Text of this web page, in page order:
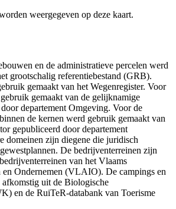
weergegeven op deze kaart.
en de administratieve percelen werd
grootschalig referentiebestand (GRB).
gemaakt van het Wegenregister. Voor
gemaakt van de gelijknamige
departement Omgeving. Voor de
de kernen werd gebruik gemaakt van
gepubliceerd door departement
domeinen zijn diegene die juridisch
De bedrijventerreinen zijn
van het Vlaams
en Ondernemen (VLAIO). De campings en
uit de Biologische
en de RuiTeR-databank van Toerisme